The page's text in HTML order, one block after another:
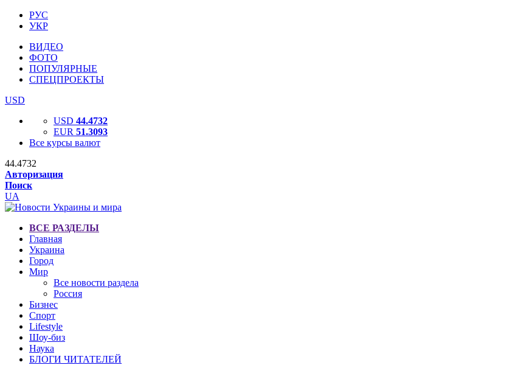
РУС
УКР
ВИДЕО
ФОТО
ПОПУЛЯРНЫЕ
СПЕЦПРОЕКТЫ
USD
USD 44.4732
EUR 51.3093
Все курсы валют
44.4732
Авторизация
Поиск
UA
ВСЕ РАЗДЕЛЫ
Главная
Украина
Город
Мир
Все новости раздела
Россия
Бизнес
Спорт
Lifestyle
Шоу-биз
Наука
БЛОГИ ЧИТАТЕЛЕЙ